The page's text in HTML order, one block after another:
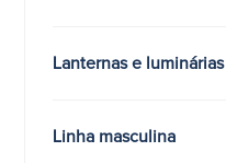
Lanternas e luminárias
Linha masculina